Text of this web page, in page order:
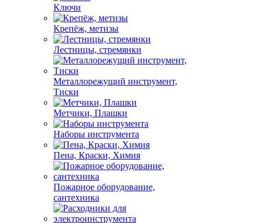
Ключи
Крепёж, метизы
Лестницы, стремянки
Металлорежущий инструмент,
Тиски
Метчики, Плашки
Наборы инструмента
Пена, Краски, Химия
Пожарное оборудование,
сантехника